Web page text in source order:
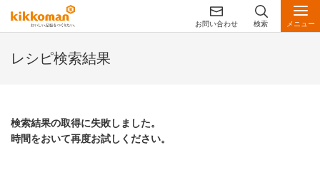
お問い合わせ 検索 メニュー
レシピ検索結果
検索結果の取得に失敗しました。
時間をおいて再度お試しください。